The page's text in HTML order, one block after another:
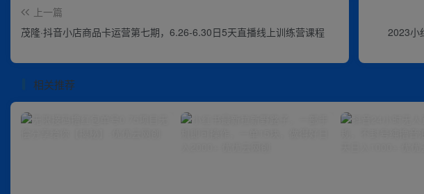
上一篇
茂隆·抖音小店商品卡运营第七期，6.26-6.30日5天直播线上训练营课程
2023小
相关推荐